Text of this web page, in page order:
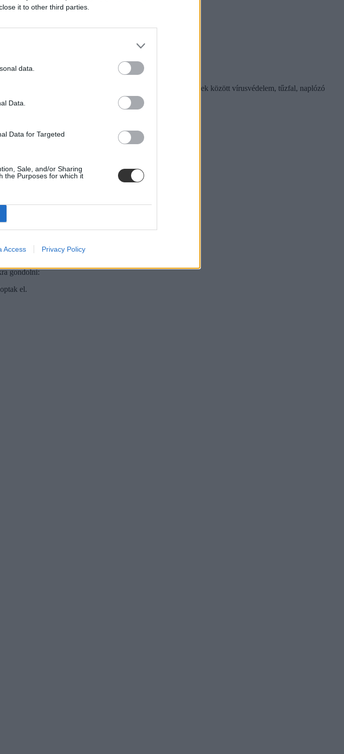
it to other third parties.
data.
Data.
Data for Targeted
Sale, and/or Sharing
the Purposes for which it
Access Privacy Policy
specializálódott cég is részt vesz. A rendszer része többek között vírusvédelem, tűzfal, naplózó
gondolni:
el.